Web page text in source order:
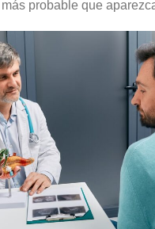
probable que